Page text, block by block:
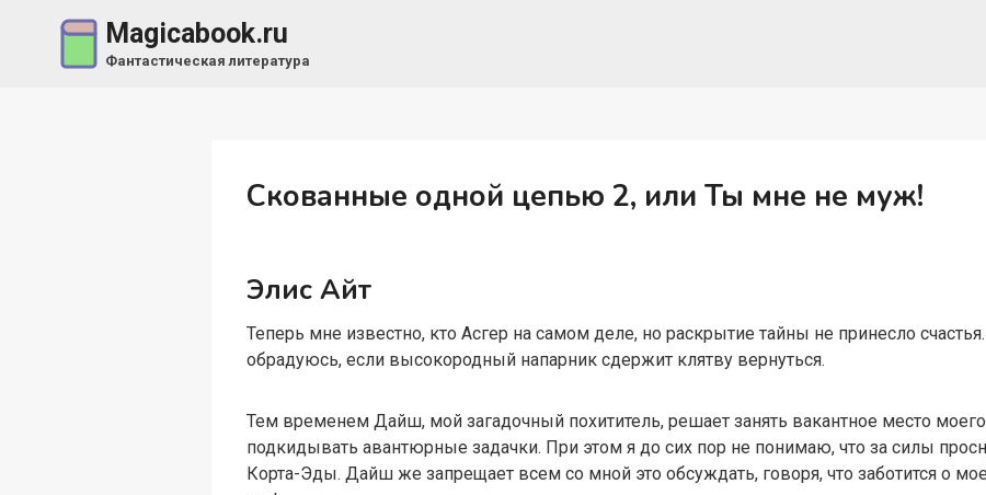
содержимому
Magicabook.ru
Фантастическая литература
Скованные одной цепью 2, или Ты мне не муж!
Элис Айт
Теперь мне известно, кто Асгер на самом деле, но раскрытие тайны не принесло
обрадуюсь, если высокородный напарник сдержит клятву вернуться.
Тем временем Дайш, мой загадочный похититель, решает занять вакантное место
подкидывать авантюрные задачки. При этом я до сих пор не понимаю, что за силы
Корта-Эды. Дайш же запрещает всем со мной это обсуждать, говоря, что заботится о